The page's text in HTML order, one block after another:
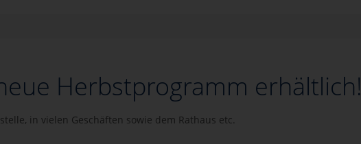
Herbstprogramm erhältlich!
in vielen Geschäften sowie dem Rathaus etc.